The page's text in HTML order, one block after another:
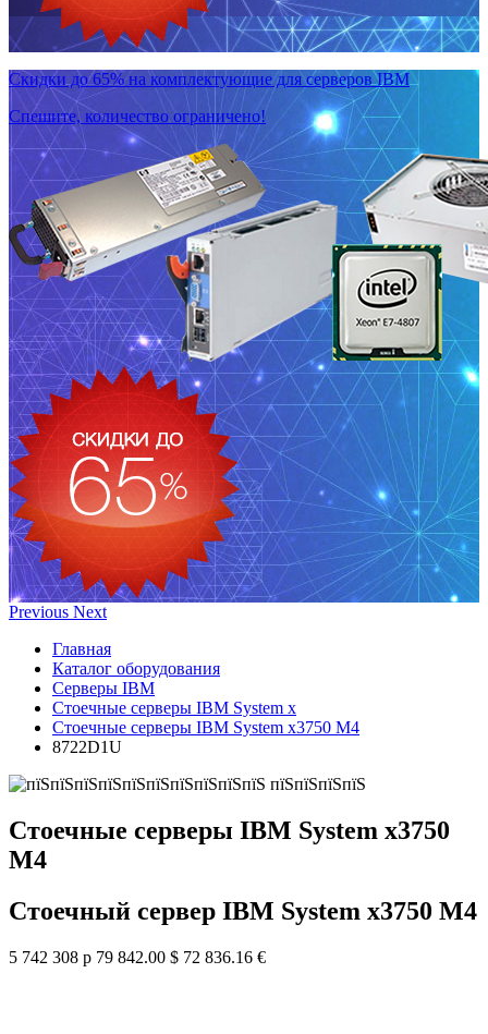
Скидки до 65% на комплектующие для серверов IBM
Спешите, количество ограничено!
Previous Next
Главная
Каталог оборудования
Серверы IBM
Стоечные серверы IBM System x
Стоечные серверы IBM System x3750 M4
8722D1U
Стоечные серверы IBM System x3750
M4
Стоечный сервер IBM System x3750 M4
5 742 308 р 79 842.00 $ 72 836.16 €